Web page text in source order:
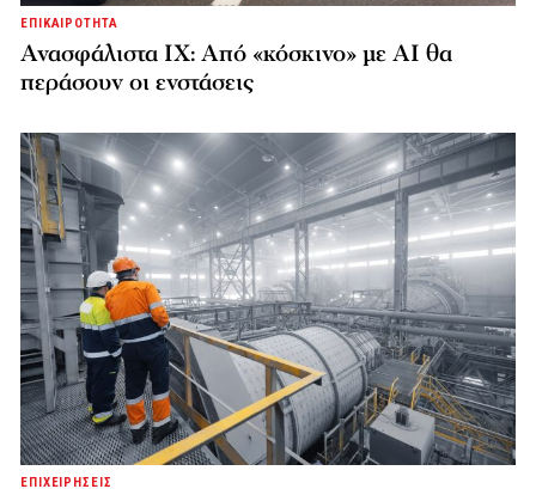
ΕΠΙΚΑΙΡΟΤΗΤΑ
Ανασφάλιστα ΙΧ: Από «κόσκινο» με AI θα
περάσουν οι ενστάσεις
ΕΠΙΧΕΙΡΗΣΕΙΣ